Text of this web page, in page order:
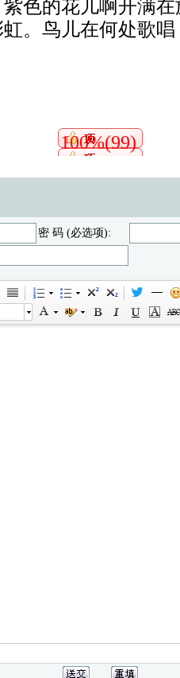
色的花儿啊开满
。鸟儿在何处歌
100%(99)
密 码 (必选项):